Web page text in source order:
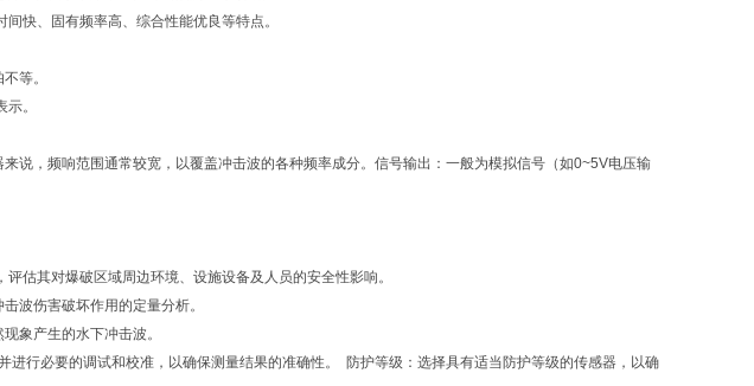
快、固有频率高、综合性能优良等特点。
等。
。
说，频响范围通常较宽，以覆盖冲击波的各种频率成分。信号输出：一般为模拟信号（如0~5V电压输
估其对爆破区域周边环境、设施设备及人员的安全性影响。
波伤害破坏作用的定量分析。
象产生的水下冲击波。
行必要的调试和校准，以确保测量结果的准确性。 防护等级：选择具有适当防护等级的传感器，以确